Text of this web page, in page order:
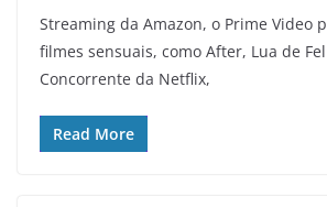
Streaming da Amazon, o Prime Video
filmes sensuais, como After, Lua de
Concorrente da Netflix,
Read More